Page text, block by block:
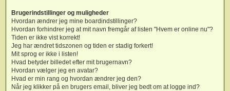
Brugerindstillinger og muligheder
Hvordan ændrer jeg mine boardindstillinger?
Hvordan forhindrer jeg at mit navn fremgår af listen "Hvem er online nu"?
Tiden er ikke vist korrekt!
Jeg har ændret tidszonen og tiden er stadig forkert!
Mit sprog er ikke i listen!
Hvad betyder billedet efter mit brugernavn?
Hvordan vælger jeg en avatar?
Hvad er min rang og hvordan ændrer jeg den?
Når jeg klikker på en brugers email, bliver jeg bedt om at logge ind?